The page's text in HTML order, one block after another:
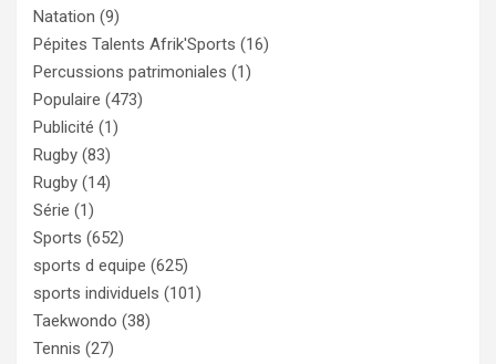
Natation (9)
Pépites Talents Afrik'Sports (16)
Percussions patrimoniales (1)
Populaire (473)
Publicité (1)
Rugby (83)
Rugby (14)
Série (1)
Sports (652)
sports d equipe (625)
sports individuels (101)
Taekwondo (38)
Tennis (27)